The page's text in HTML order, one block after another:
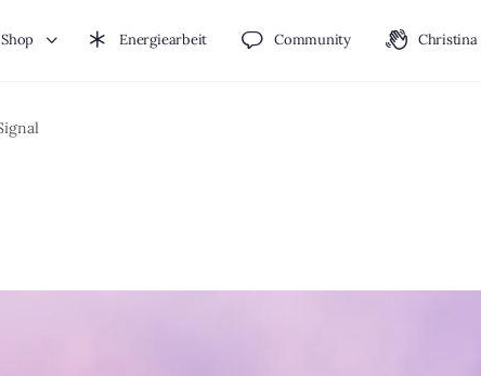
Shop Energiearbeit Community Christina